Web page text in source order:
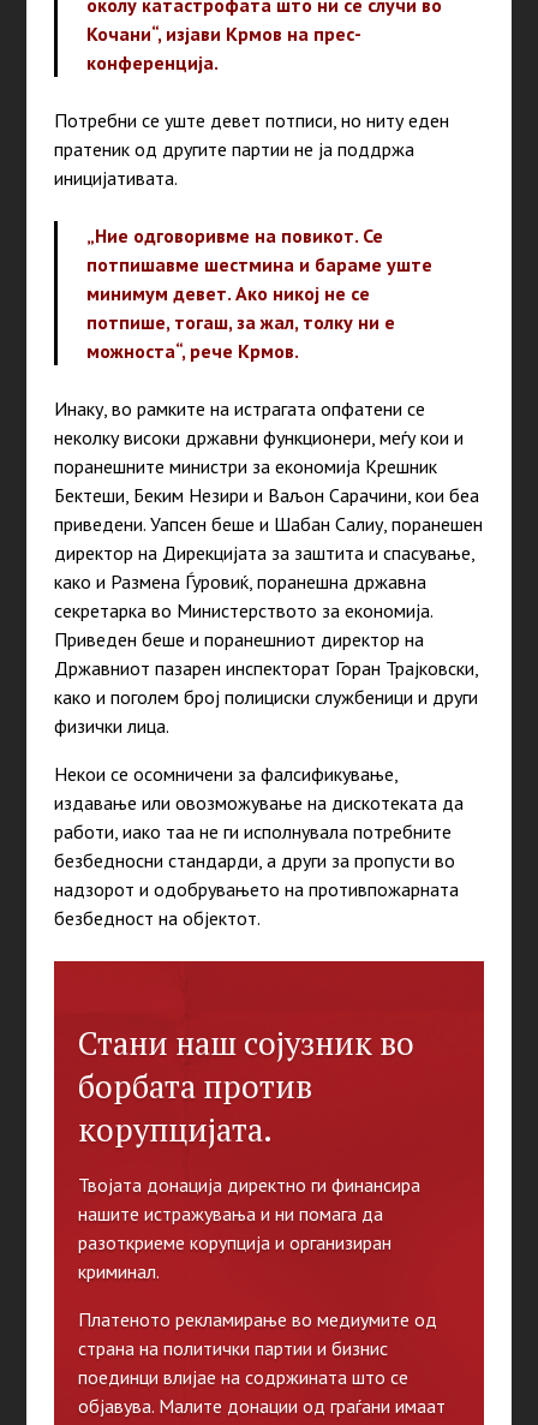
околу катастрофата што ни се случи во
Кочани“, изјави Крмов на прес-
конференција.
Потребни се уште девет потписи, но ниту еден
пратеник од другите партии не ја поддржа
иницијативата.
„Ние одговоривме на повикот. Се
потпишавме шестмина и бараме уште
минимум девет. Ако никој не се
потпише, тогаш, за жал, толку ни е
можноста“, рече Крмов.
Инаку, во рамките на истрагата опфатени се
неколку високи државни функционери, меѓу кои и
поранешните министри за економија Крешник
Бектеши, Беким Незири и Ваљон Сарачини, кои беа
приведени. Уапсен беше и Шабан Салиу, поранешен
директор на Дирекцијата за заштита и спасување,
како и Размена Ѓуровиќ, поранешна државна
секретарка во Министерството за економија.
Приведен беше и поранешниот директор на
Државниот пазарен инспекторат Горан Трајковски,
како и поголем број полициски службеници и други
физички лица.
Некои се осомничени за фалсификување,
издавање или овозможување на дискотеката да
работи, иако таа не ги исполнувала потребните
безбедносни стандарди, а други за пропусти во
надзорот и одобрувањето на противпожарната
безбедност на објектот.
Стани наш сојузник во
борбата против
корупцијата.
Твојата донација директно ги финансира
нашите истражувања и ни помага да
разоткриеме корупција и организиран
криминал.
Платеното рекламирање во медиумите од
страна на политички партии и бизнис
поединци влијае на содржината што се
објавува. Малите донации од граѓани имаат